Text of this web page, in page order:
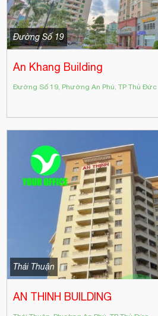
Đường Số 19
An Khang Building
Đường Số 19, Phường An Phú, TP Thủ Đức
Thái Thuận
AN THINH BUILDING